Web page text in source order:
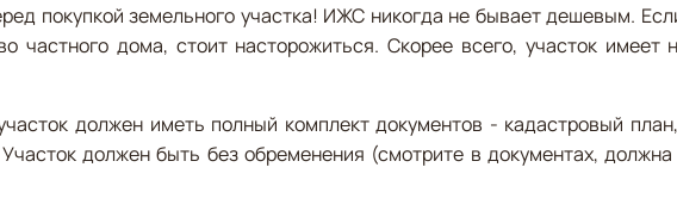
покупкой земельного участка! ИЖС никогда не бывает дешевым.
частного дома, стоит насторожиться. Скорее всего, участок имеет
должен иметь полный комплект документов - кадастровый
должен быть без обременения (смотрите в документах,